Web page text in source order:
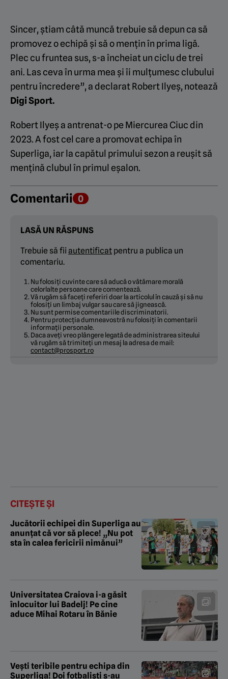
Sincer, știam câtă muncă trebuie să depun ca să
promovez o echipă și să o mențin în prima ligă.
Plec cu fruntea sus, s-a încheiat un ciclu de trei
ani. Las ceva în urma mea și îi mulțumesc clubului
pentru încredere”, a declarat Robert Ilyeș, notează
Digi Sport.
Robert Ilyeș a antrenat-o pe Miercurea Ciuc din
2023. A fost cel care a promovat echipa în
Superliga, iar la capătul primului sezon a reușit să
mențină clubul în primul eșalon.
Comentarii 0
LASĂ UN RĂSPUNS
Trebuie să fii autentificat pentru a publica un
comentariu.
Nu folosiți cuvinte care să aducă o vătămare morală
celorlalte persoane care comentează.
Vă rugăm să faceți referiri doar la articolul în cauză și să nu
folosiți un limbaj vulgar sau care să jignească.
Nu sunt permise comentariile discriminatorii.
Pentru protecția dumneavostră nu folosiți în comentarii
informații personale.
Daca aveți vreo plângere legată de administrarea siteului
vă rugăm să trimiteți un mesaj la adresa de mail:
contact@prosport.ro
CITEȘTE ȘI
Jucătorii echipei din Superliga au
anunțat că vor să plece! „Nu pot
sta în calea fericirii nimănui”
Universitatea Craiova i-a găsit
înlocuitor lui Badelj! Pe cine
aduce Mihai Rotaru în Bănie
Vești teribile pentru echipa din
Superliga! Doi fotbaliști s-au